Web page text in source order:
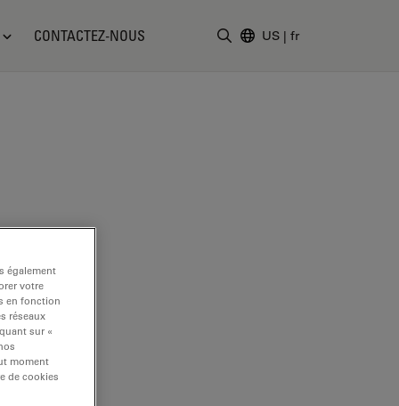
CONTACTEZ-NOUS US | fr
également
votre
en fonction
réseaux
sur «
moment
de cookies